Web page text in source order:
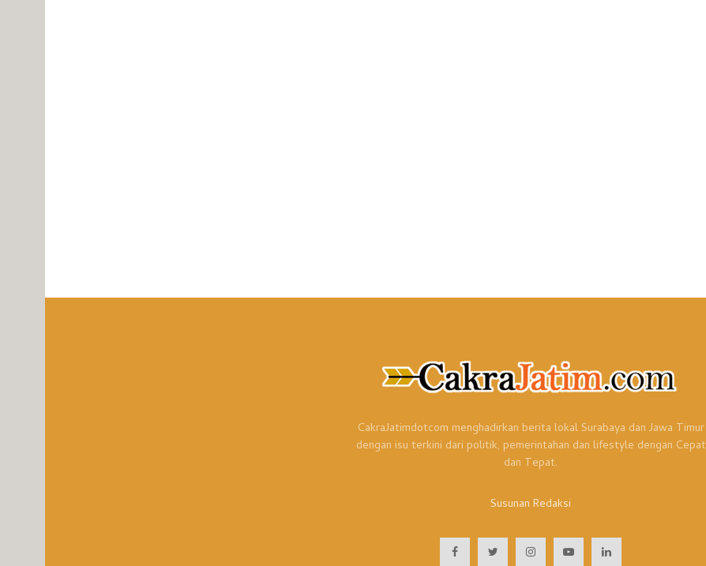
CakraJatimdotcom menghadirkan berita lokal Surabaya dan Jawa Timur
dengan isu terkini dari politik, pemerintahan dan lifestyle dengan Cepat
dan Tepat.
Susunan Redaksi